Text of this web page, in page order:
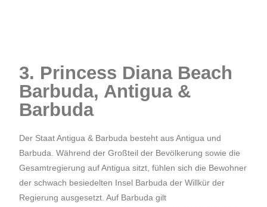
3. Princess Diana Beach
Barbuda, Antigua &
Barbuda
Der Staat Antigua & Barbuda besteht aus Antigua und
Barbuda. Während der Großteil der Bevölkerung sowie die
Gesamtregierung auf Antigua sitzt, fühlen sich die Bewohner
der schwach besiedelten Insel Barbuda der Willkür der
Regierung ausgesetzt. Auf Barbuda gilt